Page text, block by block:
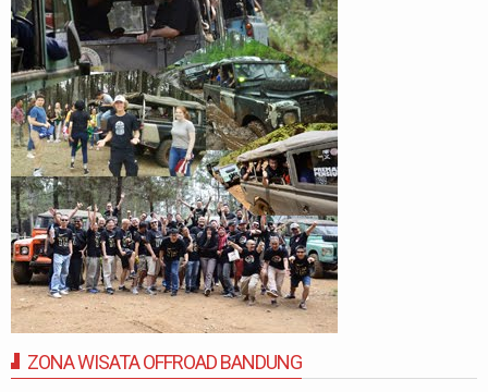
ZONA WISATA OFFROAD BANDUNG